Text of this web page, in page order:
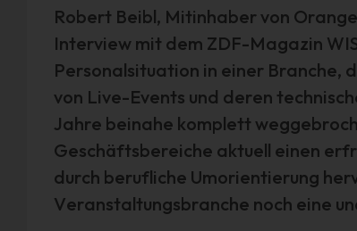
Robert Beibl, Mitinhaber von
Interview mit dem ZDF-Magazin
Personalsituation in einer Branche,
von Live-Events und deren
Jahre beinahe komplett
Geschäftsbereiche aktuell einen
durch berufliche Umorientierung
Veranstaltungsbranche noch eine